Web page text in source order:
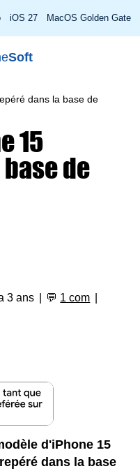
iOS 27 MacOS Golden Gate
Soft
dans la base de
15
de
a 3 ans 💬 1 com
d'iPhone 15
dans la base